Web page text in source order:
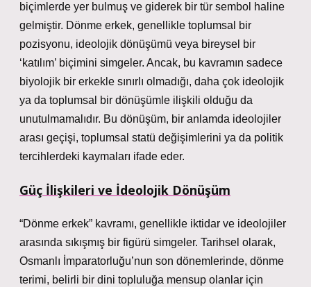
biçimlerde yer bulmuş ve giderek bir tür sembol haline
gelmiştir. Dönme erkek, genellikle toplumsal bir
pozisyonu, ideolojik dönüşümü veya bireysel bir
‘katılım’ biçimini simgeler. Ancak, bu kavramın sadece
biyolojik bir erkekle sınırlı olmadığı, daha çok ideolojik
ya da toplumsal bir dönüşümle ilişkili olduğu da
unutulmamalıdır. Bu dönüşüm, bir anlamda ideolojiler
arası geçişi, toplumsal statü değişimlerini ya da politik
tercihlerdeki kaymaları ifade eder.
Güç İlişkileri ve İdeolojik Dönüşüm
“Dönme erkek” kavramı, genellikle iktidar ve ideolojiler
arasında sıkışmış bir figürü simgeler. Tarihsel olarak,
Osmanlı İmparatorluğu’nun son dönemlerinde, dönme
terimi, belirli bir dini topluluğa mensup olanlar için